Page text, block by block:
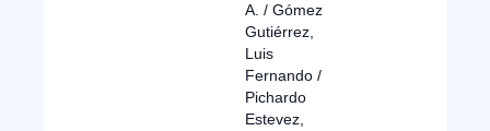
A. / Gómez
Gutiérrez,
Luis
Fernando /
Pichardo
Estevez,